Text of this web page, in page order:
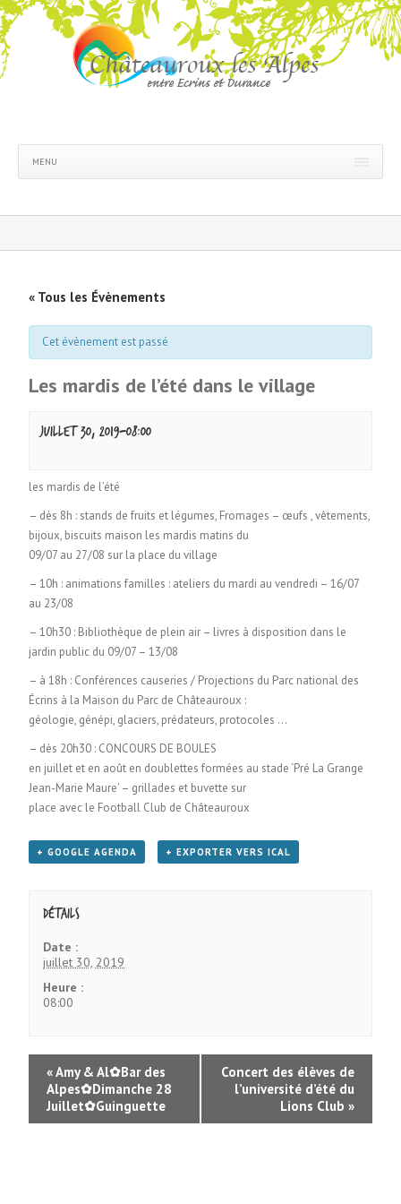
MENU
« Tous les Évènements
Cet évènement est passé
Les mardis de l’été dans le village
juillet 30, 2019-08:00
les mardis de l’été
– dès 8h : stands de fruits et légumes, Fromages – œufs , vêtements,
bijoux, biscuits maison les mardis matins du
09/07 au 27/08 sur la place du village
– 10h : animations familles : ateliers du mardi au vendredi – 16/07
au 23/08
– 10h30 : Bibliothèque de plein air – livres à disposition dans le
jardin public du 09/07 – 13/08
– à 18h : Conférences causeries / Projections du Parc national des
Écrins à la Maison du Parc de Châteauroux :
géologie, génépi, glaciers, prédateurs, protocoles …
– dès 20h30 : CONCOURS DE BOULES
en juillet et en août en doublettes formées au stade ‘Pré La Grange
Jean-Marie Maure’ – grillades et buvette sur
place avec le Football Club de Châteauroux
+ GOOGLE AGENDA + EXPORTER VERS ICAL
Détails
Date :
juillet 30, 2019
Heure :
08:00
«Amy & Al✿Bar des
Alpes✿Dimanche 28
Juillet✿Guinguette
Concert des élèves de
l’université d’été du
Lions Club »